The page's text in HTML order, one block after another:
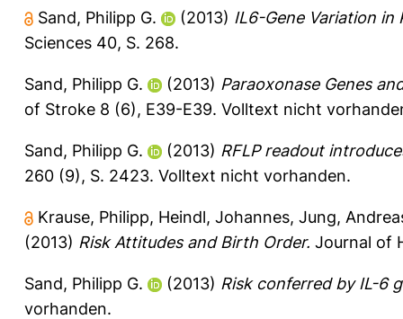
Sand, Philipp G. (2013) IL6-Gene Variation in
Sciences 40, S. 268.
Sand, Philipp G. (2013) Paraoxonase Genes
of Stroke 8 (6), E39-E39. Volltext nicht
Sand, Philipp G. (2013) RFLP readout
260 (9), S. 2423. Volltext nicht vorhanden.
Krause, Philipp, Heindl, Johannes, Jung,
(2013) Risk Attitudes and Birth Order. Journal of
Sand, Philipp G. (2013) Risk conferred by IL-6
vorhanden.